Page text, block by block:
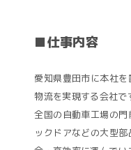
■仕事内容
愛知県豊田市に本社
物流を実現する会社で
全国の自動車工場の
ックドアなどの大型